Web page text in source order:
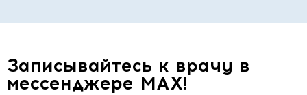
Записывайтесь к врачу в
мессенджере МАХ!
Я согласен на обработку персональных данных